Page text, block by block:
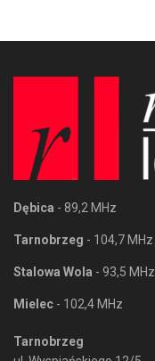
Dębica - 89,2 MHz
Tarnobrzeg - 104,7 MHz
Stalowa Wola - 93,5 MHz
Mielec - 102,4 MHz
Tarnobrzeg